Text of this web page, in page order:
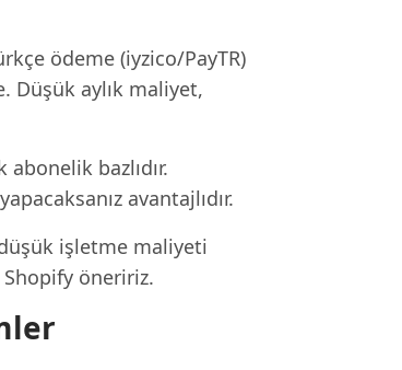
ödeme (iyzico/PayTR)
Düşük aylık maliyet,
bazlıdır.
avantajlıdır.
işletme maliyeti
Shopify öneririz.